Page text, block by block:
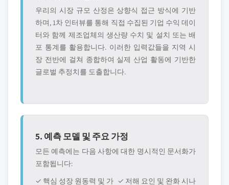
우리의 시장 규모 산정은 상향식 접근 방식에 기반
하며, 1차 인터뷰를 통해 직접 수집된 기업 수익 데이
터와 함께 제조업체의 생산량 수치 및 설치 또는 배
포 통계를 활용합니다. 이러한 입력값들을 지역 시
장 전반에 걸쳐 종합하여 실제 산업 활동에 기반한
글로벌 추정치를 도출합니다.
5. 예측 모델 및 주요 가정
모든 예측에는 다음 사항에 대한 명시적인 문서화가
포함됩니다:
✓ 핵심 성장 원동력 및 가 ✓ 저해 요인 및 완화 시나